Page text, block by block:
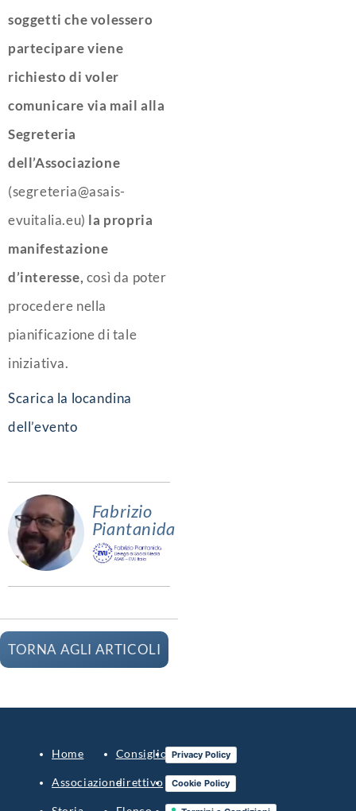
soggetti che volessero
partecipare viene
richiesto di voler
comunicare via mail alla
Segreteria
dell’Associazione
(segreteria@asais-
evuitalia.eu) la propria
manifestazione
d’interesse, così da poter
procedere nella
pianificazione di tale
iniziativa.
Scarica la locandina
dell’evento
Fabrizio
Piantanida
TORNA AGLI ARTICOLI
Home
Associazione
Consiglio
direttivo
Blog
Contatti
Privacy Policy
Cookie Policy